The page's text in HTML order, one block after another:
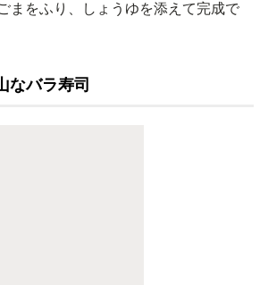
まをふり、しょうゆを添えて完成で
なバラ寿司